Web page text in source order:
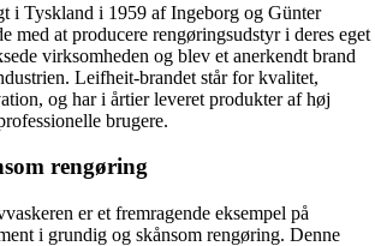
i Tyskland i 1959 af Ingeborg og Günter
med at producere rengøringsudstyr i deres eget
virksomheden og blev et anerkendt brand
Leifheit-brandet står for kvalitet,
og har i årtier leveret produkter af høj
brugere.
rengøring
er et fremragende eksempel på
i grundig og skånsom rengøring. Denne